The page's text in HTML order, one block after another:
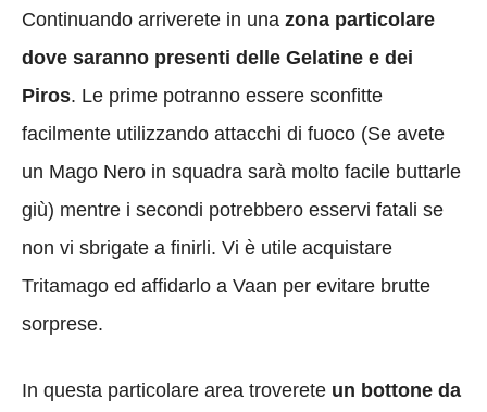
Continuando arriverete in una zona particolare
dove saranno presenti delle Gelatine e dei
Piros. Le prime potranno essere sconfitte
facilmente utilizzando attacchi di fuoco (Se avete
un Mago Nero in squadra sarà molto facile buttarle
giù) mentre i secondi potrebbero esservi fatali se
non vi sbrigate a finirli. Vi è utile acquistare
Tritamago ed affidarlo a Vaan per evitare brutte
sorprese.
In questa particolare area troverete un bottone da